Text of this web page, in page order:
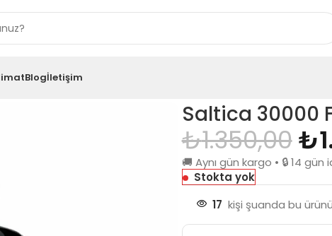
Blogİletişim
Saltica 30000
₺1.350,00₺
🚚 Aynı gün kargo • 🔒 14
Stokta yok
17 kişi şuanda bu